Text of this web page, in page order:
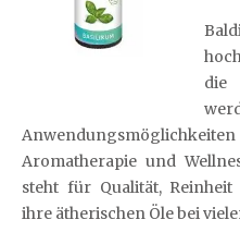
die
Aromatherapie und
steht für Qualität,
ihre ätherischen Öle bei